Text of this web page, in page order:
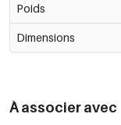
Poids
Dimensions
À associer avec